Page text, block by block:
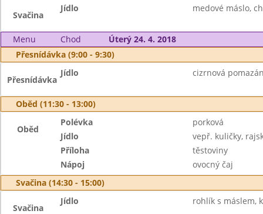
Svačina
Jídlo medové máslo,
Menu Chod
Úterý 24. 4. 2018
Přesnídávka (9:00 - 9:30)
Přesnídávka
Jídlo cizrnová
Oběd (11:30 - 13:00)
Oběd
Polévka
porková
Jídlo
vepř. kuličky,
Příloha
těstoviny
Nápoj
ovocný čaj
Svačina (14:30 - 15:00)
Svačina
Jídlo rohlík s máslem,